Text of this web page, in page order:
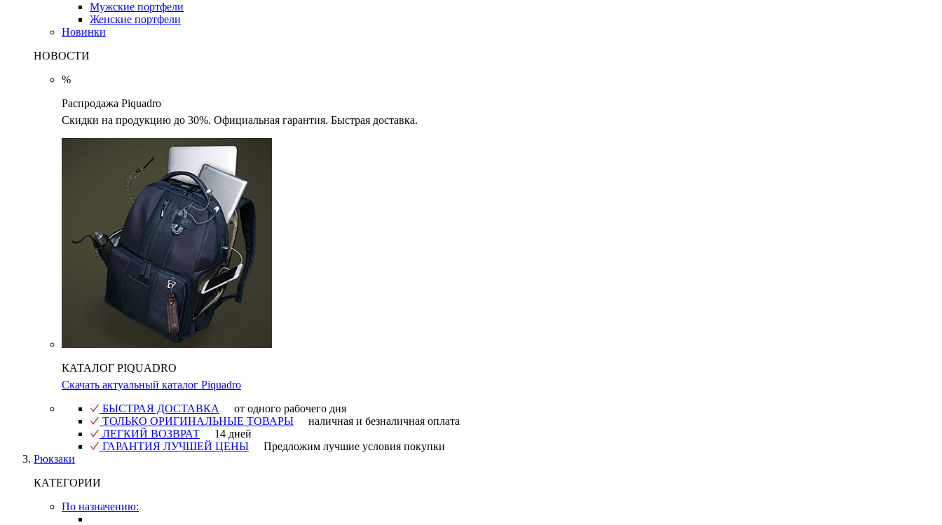
Мужские портфели
Женские портфели
Новинки
НОВОСТИ
%
Распродажа Piquadro
Скидки на продукцию до 30%. Официальная гарантия. Быстрая доставка.
КАТАЛОГ PIQUADRO
Скачать актуальный каталог Piquadro
БЫСТРАЯ ДОСТАВКА
от одного рабочего дня
ТОЛЬКО ОРИГИНАЛЬНЫЕ ТОВАРЫ
наличная и безналичная оплата
ЛЕГКИЙ ВОЗВРАТ
14 дней
ГАРАНТИЯ ЛУЧШЕЙ ЦЕНЫ
Предложим лучшие условия покупки
Рюкзаки
КАТЕГОРИИ
По назначению: